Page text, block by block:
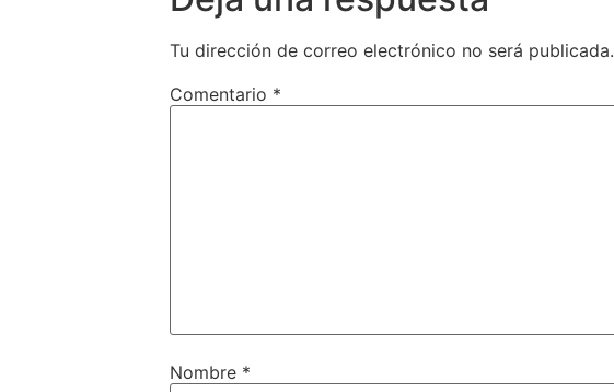
Tu dirección de correo electrónico no será publicada.
Comentario *
Nombre *